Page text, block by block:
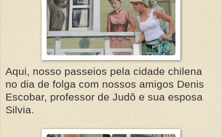
Aqui, nosso passeios pela cidade chilena
no dia de folga com nossos amigos Denis
Escobar, professor de Judô e sua esposa
Silvia.